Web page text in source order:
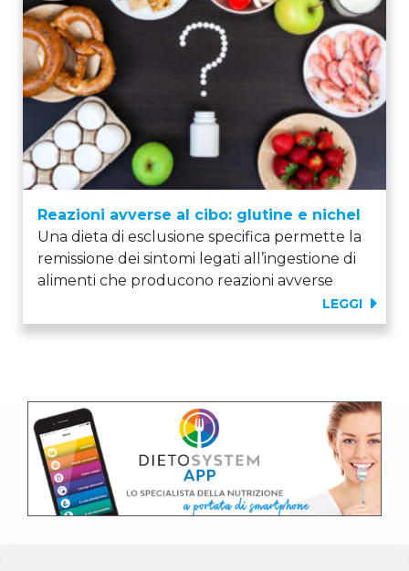
Reazioni avverse al cibo: glutine e nichel
Una dieta di esclusione specifica permette la
remissione dei sintomi legati all’ingestione di
alimenti che producono reazioni avverse
LEGGI